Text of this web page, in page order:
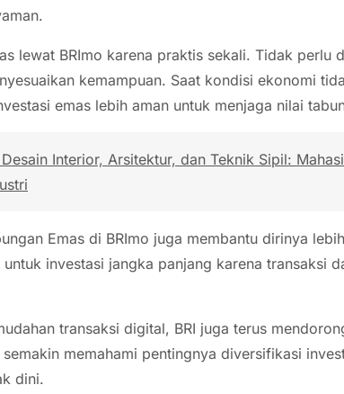
lewat BRImo karena praktis sekali. Tidak perlu
kemampuan. Saat kondisi ekonomi
emas lebih aman untuk menjaga nilai
Interior, Arsitektur, dan Teknik Sipil:
Emas di BRImo juga membantu dirinya
investasi jangka panjang karena transaksi
transaksi digital, BRI juga terus
memahami pentingnya diversifikasi
dini.